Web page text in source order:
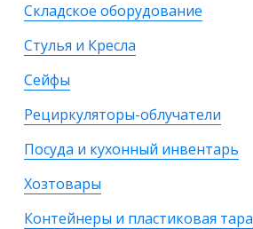
Складское оборудование
Стулья и Кресла
Сейфы
Рециркуляторы-облучатели
Посуда и кухонный инвентарь
Хозтовары
Контейнеры и пластиковая тара